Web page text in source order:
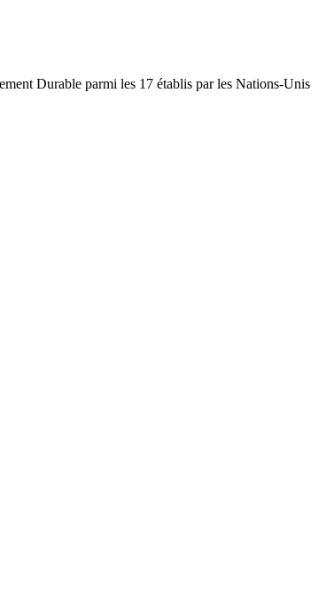
Durable parmi les 17 établis par les Nations-Unis